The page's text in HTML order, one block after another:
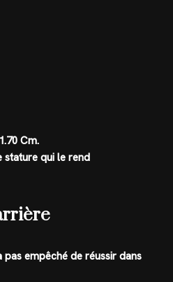
Cm.
stature qui le rend
pas empêché de réussir dans